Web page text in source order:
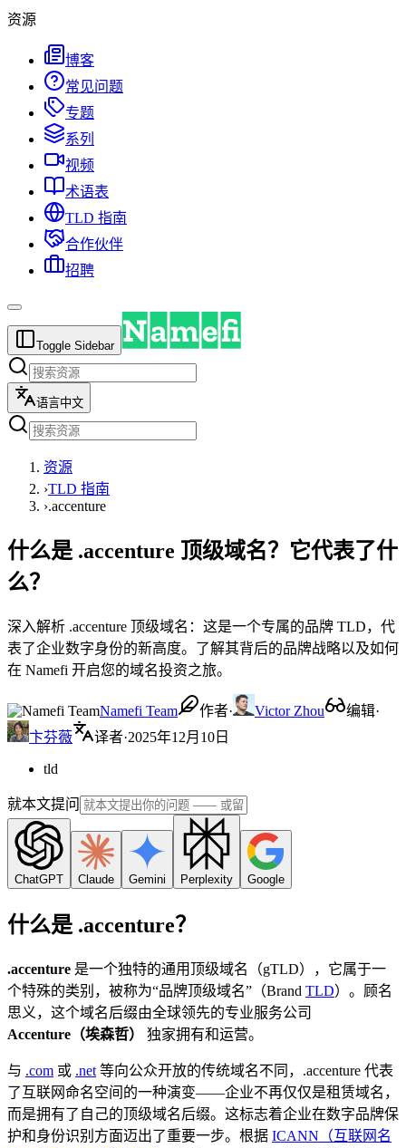
资源
博客
常见问题
专题
系列
视频
术语表
TLD 指南
合作伙伴
招聘
Toggle Sidebar
语言中文
资源
›TLD 指南
›.accenture
什么是 .accenture 顶级域名？它代表了什
么？
深入解析 .accenture 顶级域名：这是一个专属的品牌 TLD，代
表了企业数字身份的新高度。了解其背后的品牌战略以及如何
在 Namefi 开启您的域名投资之旅。
Namefi Team 作者· Victor Zhou 编辑·
卞芬薇
译者·2025年12月10日
tld
就本文提问
ChatGPT Claude Gemini Perplexity Google
什么是 .accenture？
.accenture 是一个独特的通用顶级域名（gTLD），它属于一
个特殊的类别，被称为“品牌顶级域名”（Brand TLD）。顾名
思义，这个域名后缀由全球领先的专业服务公司
Accenture（埃森哲）
独家拥有和运营。
与 .com 或 .net 等向公众开放的传统域名不同，.accenture 代表
了互联网命名空间的一种演变——企业不再仅仅是租赁域名，
而是拥有了自己的顶级域名后缀。这标志着企业在数字品牌保
护和身份识别方面迈出了重要一步。根据 ICANN（互联网名